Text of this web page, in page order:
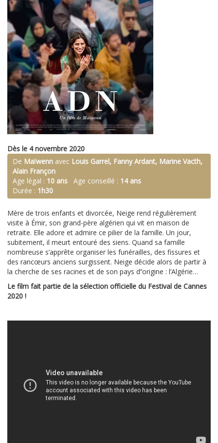
Dès le 4 novembre 2020
De Maïwenn avec Louis Garrel, Fanny Ardant, Marine Vacth,
Alain Françon
Age légal : 10 ans Age conseillé : 14 ans
Durée : 1h30
Mère de trois enfants et divorcée, Neige rend régulièrement
visite à Émir, son grand-père algérien qui vit en maison de
retraite. Elle adore et admire ce pilier de la famille. Un jour,
subitement, il meurt entouré des siens. Quand sa famille
nombreuse s’apprête organiser les funérailles, des fissures et
des rancœurs anciens surgissent. Neige décide alors de partir à
la cherche de ses racines et de son pays d’’origine : l’Algérie…
Le film fait partie de la sélection officielle du Festival de Cannes
2020 !